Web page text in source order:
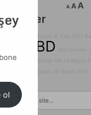
A AA
Etiketler
ABD
29 Ekim
ol